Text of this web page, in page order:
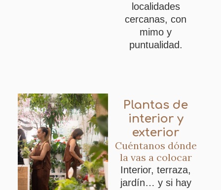
localidades
cercanas, con
mimo y
puntualidad.
Plantas de
interior y
exterior
Cuéntanos dónde
la vas a colocar
Interior, terraza,
jardín… y si hay